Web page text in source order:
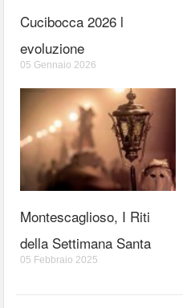
Cucibocca 2026 l
evoluzione
05 Gennaio 2026
Montescaglioso, I Riti
della Settimana Santa
05 Febbraio 2025